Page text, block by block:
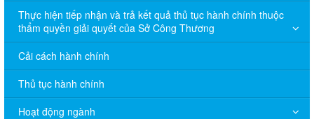
Thực hiện tiếp nhận và trả kết quả thủ tục hành chính thuộc
thẩm quyền giải quyết của Sở Công Thương
Cải cách hành chính
Thủ tục hành chính
Hoạt động ngành